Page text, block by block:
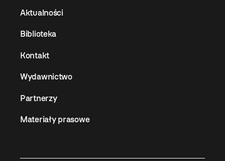
Aktualności
Biblioteka
Kontakt
Wydawnictwo
Partnerzy
Materiały prasowe